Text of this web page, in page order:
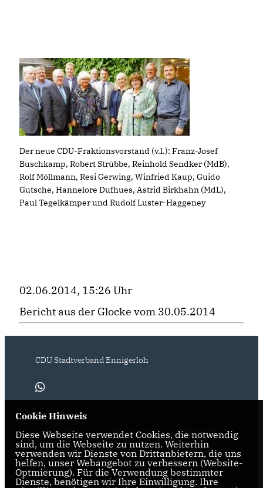
Der neue CDU-Fraktionsvorstand (v.l.): Franz-Josef
Buschkamp, Robert Strübbe, Reinhold Sendker (MdB),
Rolf Möllmann, Resi Gerwing, Winfried Kaup, Guido
Gutsche, Hannelore Dufhues, Astrid Birkhahn (MdL),
Paul Tegelkämper und Rudolf Luster-Haggeney
02.06.2014, 15:26 Uhr
Bericht aus der Glocke vom 30.05.2014
CDU Stadtverband Ennigerloh
IMPRESSUM DATENSCHUTZ KONTAKT
CDU Deutschland
CDU Kreisverband Warendorf-
Cookie Hinweis
Diese Webseite verwendet Cookies, die notwendig
sind, um die Webseite zu nutzen. Weiterhin
verwenden wir Dienste von Drittanbietern, die uns
helfen, unser Webangebot zu verbessern (Website-
Optmierung). Für die Verwendung bestimmter
Dienste, benötigen wir Ihre Einwilligung. Ihre